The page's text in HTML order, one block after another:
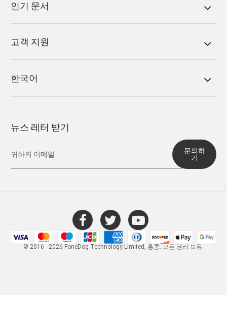
인기 문서
고객 지원
한국어
뉴스 레터 받기
문의하
기
© 2016 - 2026 FoneDog Technology Limited, 홍콩. 모든 권리 보유.